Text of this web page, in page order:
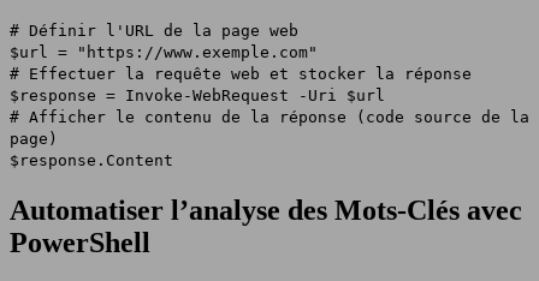
# Définir l'URL de la page web
$url = "https://www.exemple.com"
# Effectuer la requête web et stocker la réponse
$response = Invoke-WebRequest -Uri $url
# Afficher le contenu de la réponse (code source de la
page)
$response.Content
Automatiser l’analyse des Mots-Clés avec
PowerShell